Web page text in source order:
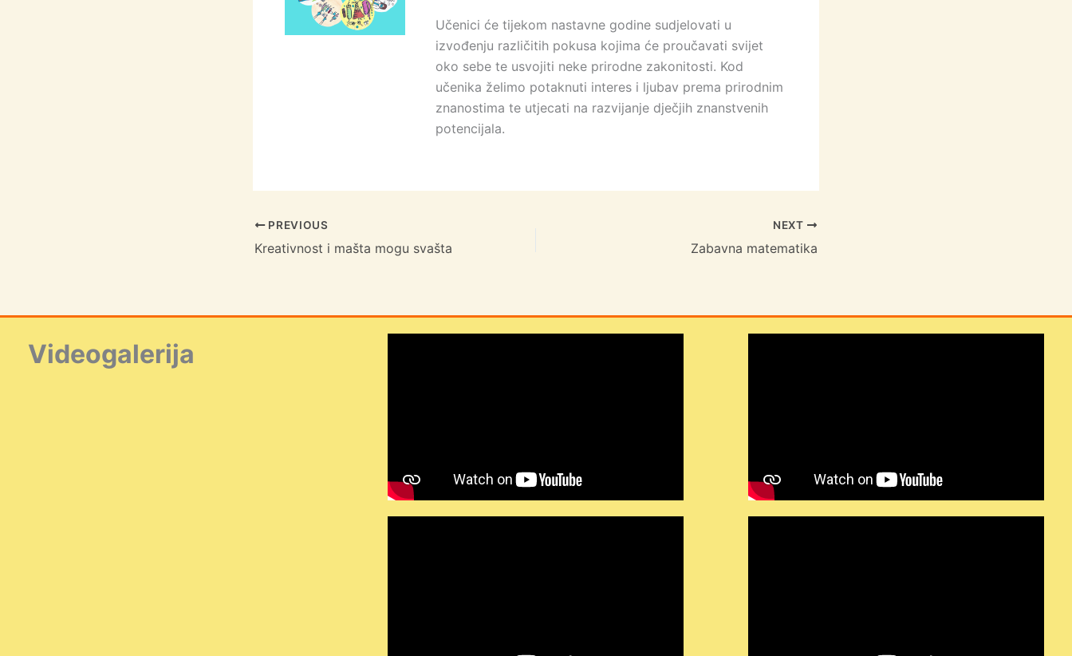
Učenici će tijekom nastavne godine sudjelovati u
izvođenju različitih pokusa kojima će proučavati svijet
oko sebe te usvojiti neke prirodne zakonitosti. Kod
učenika želimo potaknuti interes i ljubav prema prirodnim
znanostima te utjecati na razvijanje dječjih znanstvenih
potencijala.
PREVIOUS
Kreativnost i mašta mogu svašta
NEXT
Zabavna matematika
Videogalerija